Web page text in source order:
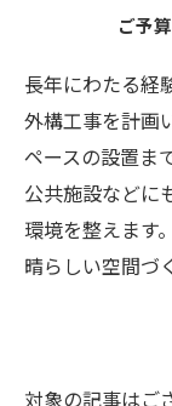
ご予
長年にわたる経
外構工事を計画
ペースの設置ま
公共施設などに
環境を整えます
晴らしい空間づ
対象の記事はご